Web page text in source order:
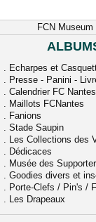
FCN Museum
. Echarpes et
. Presse - Panini -
. Calendrier FC Nantes
. Maillots FCNantes
. Fanions
. Stade Saupin
. Les Collections des
. Dédicaces
. Musée des
. Goodies divers et
. Porte-Clefs / Pin's /
. Les Drapeaux